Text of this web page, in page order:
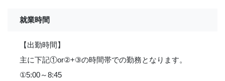
就業時間
【出勤時間】
主に下記①or②+③の時間帯での勤務となります。
①5:00～8:45